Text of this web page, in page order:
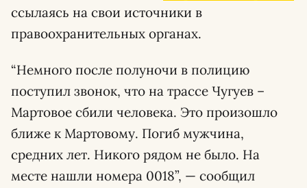
ссылаясь на свои источники в
правоохранительных органах.
“Немного после полуночи в полицию
поступил звонок, что на трассе Чугуев –
Мартовое сбили человека. Это произошло
ближе к Мартовому. Погиб мужчина,
средних лет. Никого рядом не было. На
месте нашли номера 0018”, — сообщил